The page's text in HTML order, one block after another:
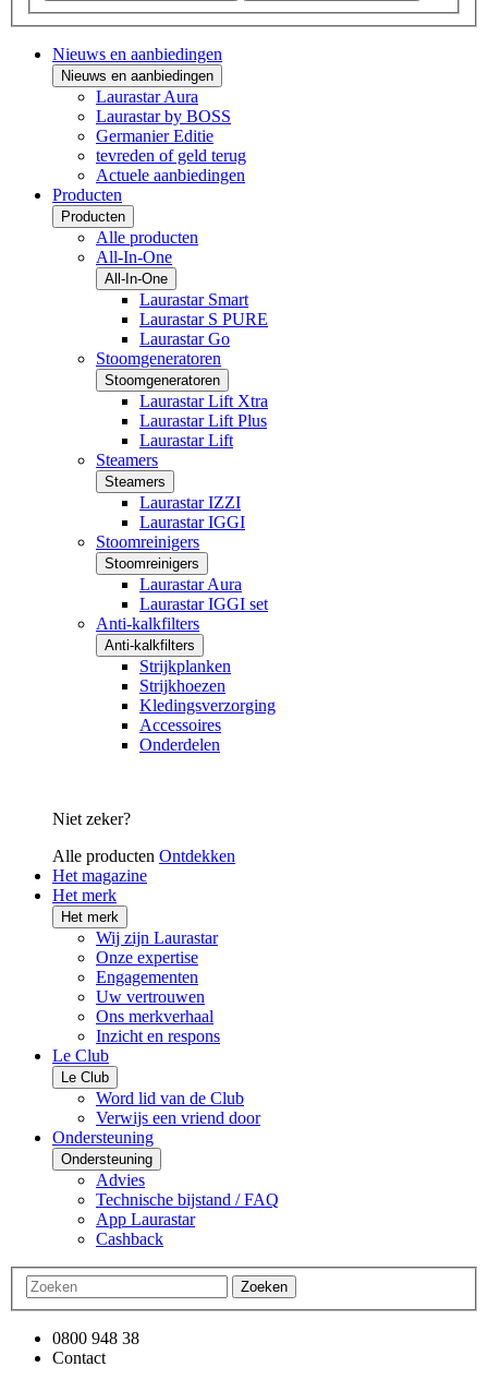
Nieuws en aanbiedingen
Nieuws en aanbiedingen
Laurastar Aura
Laurastar by BOSS
Germanier Editie
tevreden of geld terug
Actuele aanbiedingen
Producten
Producten
Alle producten
All-In-One
All-In-One
Laurastar Smart
Laurastar S PURE
Laurastar Go
Stoomgeneratoren
Stoomgeneratoren
Laurastar Lift Xtra
Laurastar Lift Plus
Laurastar Lift
Steamers
Steamers
Laurastar IZZI
Laurastar IGGI
Stoomreinigers
Stoomreinigers
Laurastar Aura
Laurastar IGGI set
Anti-kalkfilters
Anti-kalkfilters
Strijkplanken
Strijkhoezen
Kledingsverzorging
Accessoires
Onderdelen
Niet zeker?
Alle producten Ontdekken
Het magazine
Het merk
Het merk
Wij zijn Laurastar
Onze expertise
Engagementen
Uw vertrouwen
Ons merkverhaal
Inzicht en respons
Le Club
Le Club
Word lid van de Club
Verwijs een vriend door
Ondersteuning
Ondersteuning
Advies
Technische bijstand / FAQ
App Laurastar
Cashback
Zoeken
0800 948 38
Contact